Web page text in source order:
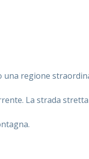
una regione
La strada